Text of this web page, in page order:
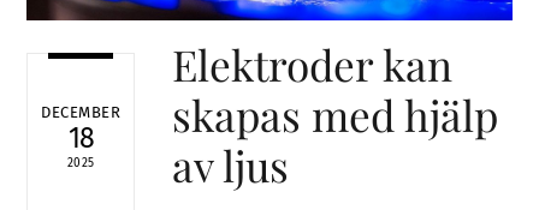
DECEMBER
18
2025
Elektroder kan
skapas med hjälp
av ljus